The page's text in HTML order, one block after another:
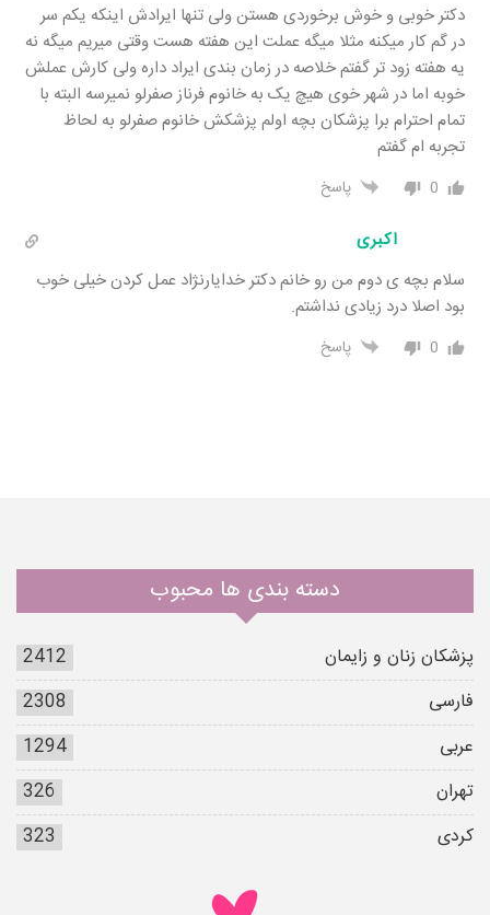
دکتر خوبی و خوش برخوردی هستن ولی تنها ایرادش اینکه یکم سر
در گم کار میکنه مثلا میگه عملت این هفته هست وقتی میریم میگه نه
یه هفته زود تر گفتم خلاصه در زمان بندی ایراد داره ولی کارش عملش
خوبه اما در شهر خوی هیچ یک به خانوم فرناز صفرلو نمیرسه البته با
تمام احترام برا پزشکان بچه اولم پزشکش خانوم صفرلو به لحاظ
تجربه ام گفتم
0 پاسخ
اکبری
سلام بچه ی دوم من رو خانم دکتر خدایارنژاد عمل کردن خیلی خوب
بود اصلا درد زیادی نداشتم.
0 پاسخ
دسته بندی ها محبوب
پزشکان زنان و زایمان
2412
فارسی
2308
عربی
1294
تهران
326
کردی
323